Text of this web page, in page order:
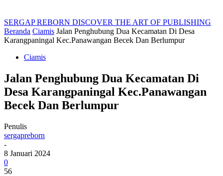
SERGAP REBORN DISCOVER THE ART OF PUBLISHING
Beranda Ciamis Jalan Penghubung Dua Kecamatan Di Desa
Karangpaningal Kec.Panawangan Becek Dan Berlumpur
Ciamis
Jalan Penghubung Dua Kecamatan Di
Desa Karangpaningal Kec.Panawangan
Becek Dan Berlumpur
Penulis
sergapreborn
-
8 Januari 2024
0
56